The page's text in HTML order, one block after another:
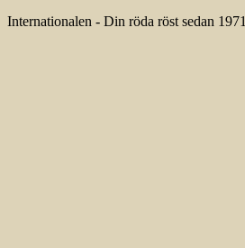
Internationalen - Din röda röst sedan 1971